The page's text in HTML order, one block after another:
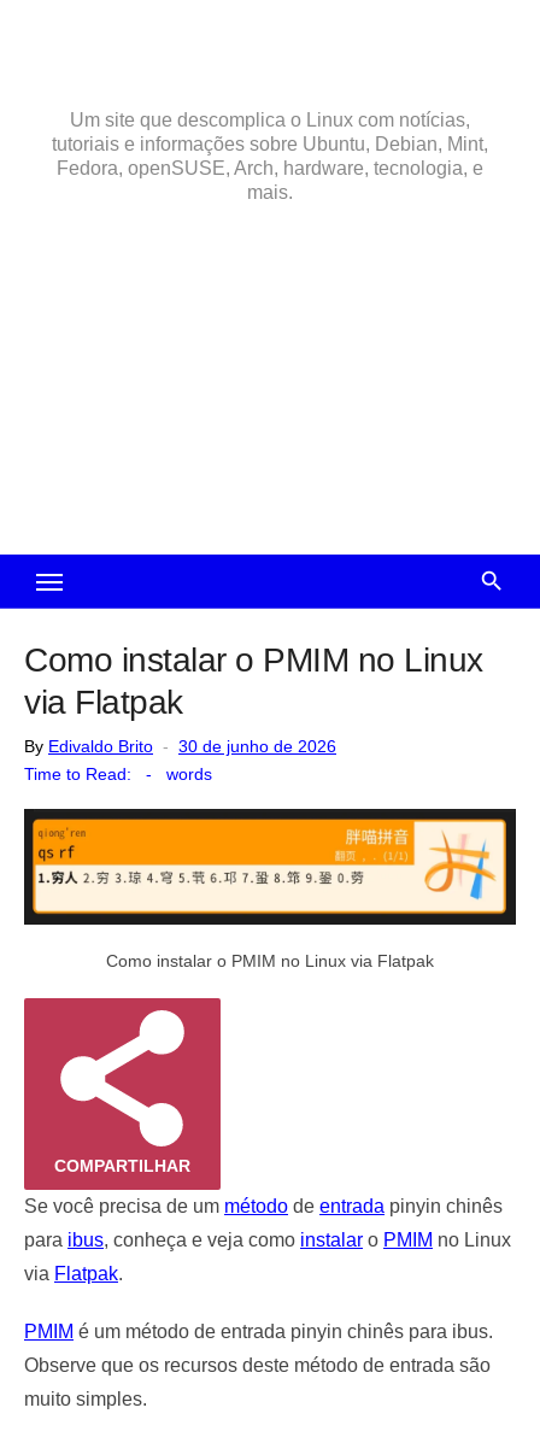
Um site que descomplica o Linux com notícias,
tutoriais e informações sobre Ubuntu, Debian, Mint,
Fedora, openSUSE, Arch, hardware, tecnologia, e
mais.
Como instalar o PMIM no Linux
via Flatpak
By Edivaldo Brito
Posted
30 de junho de 2026
Time to Read:
- words
Como instalar o PMIM no Linux via Flatpak
COMPARTILHAR
Se você precisa de um método de entrada pinyin chinês
para ibus, conheça e veja como instalar o PMIM no Linux
via Flatpak.
PMIM é um método de entrada pinyin chinês para ibus.
Observe que os recursos deste método de entrada são
muito simples.